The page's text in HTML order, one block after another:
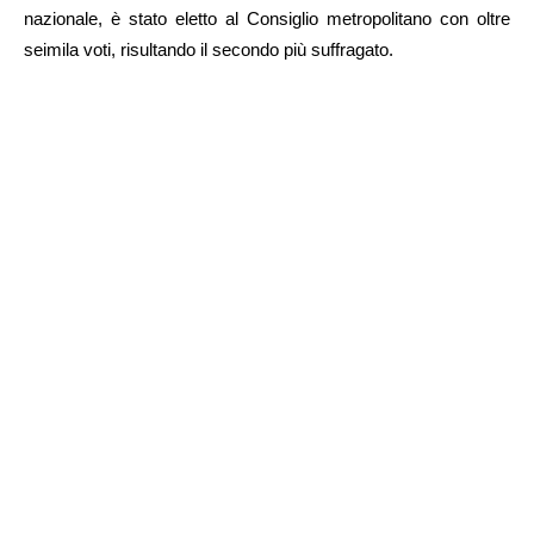
nazionale, è stato eletto al Consiglio metropolitano con oltre
seimila voti, risultando il secondo più suffragato.